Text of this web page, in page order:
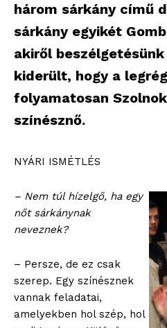
három sárkány című
sárkány egyikét
akiről
kiderült, hogy a
folyamatosan
színésznő.
NYÁRI ISMÉTLÉS
– Nem túl hízelgő, ha egy
nőt sárkánynak
neveznek?
– Persze, de ez csak
szerep. Egy színésznek
vannak feladatai,
amelyekben hol szép, hol